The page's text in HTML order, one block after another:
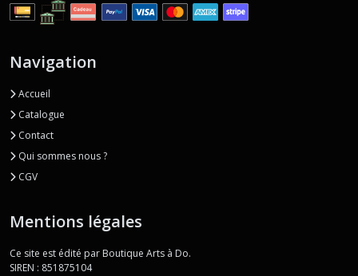
Navigation
Accueil
Catalogue
Contact
Qui sommes nous ?
CGV
Mentions légales
Ce site est édité par Boutique Arts à Do.
SIREN : 851875104